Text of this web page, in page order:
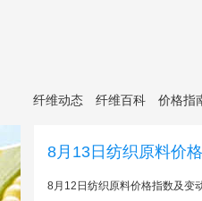
纤维动态 纤维百科 价格指
8月13日纺织原料价
8月12日纺织原料价格指数及变